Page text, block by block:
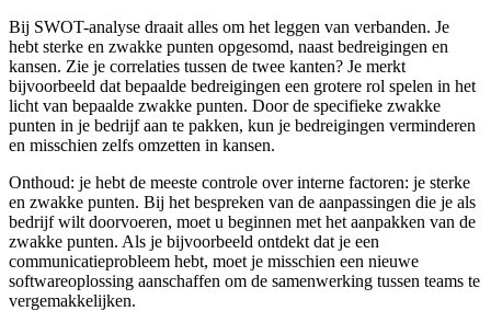
Bij SWOT-analyse draait alles om het leggen van verbanden. Je
hebt sterke en zwakke punten opgesomd, naast bedreigingen en
kansen. Zie je correlaties tussen de twee kanten? Je merkt
bijvoorbeeld dat bepaalde bedreigingen een grotere rol spelen in het
licht van bepaalde zwakke punten. Door de specifieke zwakke
punten in je bedrijf aan te pakken, kun je bedreigingen verminderen
en misschien zelfs omzetten in kansen.
Onthoud: je hebt de meeste controle over interne factoren: je sterke
en zwakke punten. Bij het bespreken van de aanpassingen die je als
bedrijf wilt doorvoeren, moet u beginnen met het aanpakken van de
zwakke punten. Als je bijvoorbeeld ontdekt dat je een
communicatieprobleem hebt, moet je misschien een nieuwe
softwareoplossing aanschaffen om de samenwerking tussen teams te
vergemakkelijken.